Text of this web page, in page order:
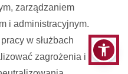
zarządzaniem
i administracyjnym.
w służbach
zagrożenia i